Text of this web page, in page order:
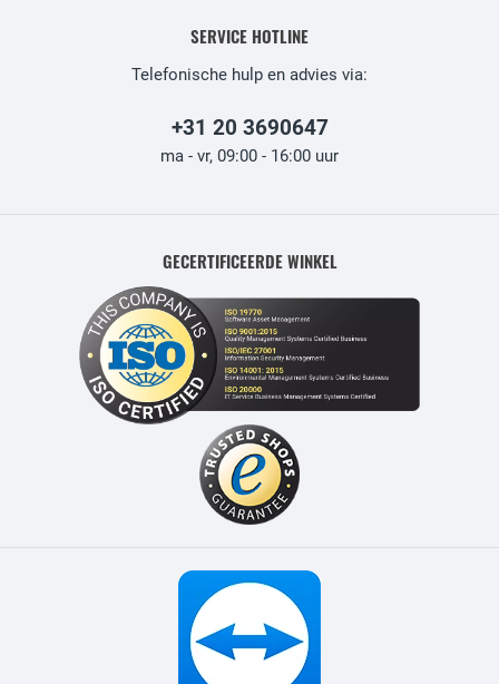
SERVICE HOTLINE
Telefonische hulp en advies via:
+31 20 3690647
ma - vr, 09:00 - 16:00 uur
GECERTIFICEERDE WINKEL